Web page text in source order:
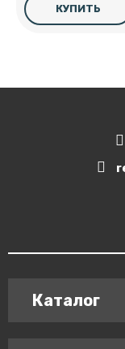
КУПИТЬ
Каталог